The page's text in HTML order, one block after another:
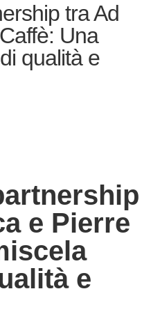
tra Ad
Una
qualità e
e Pierre
e